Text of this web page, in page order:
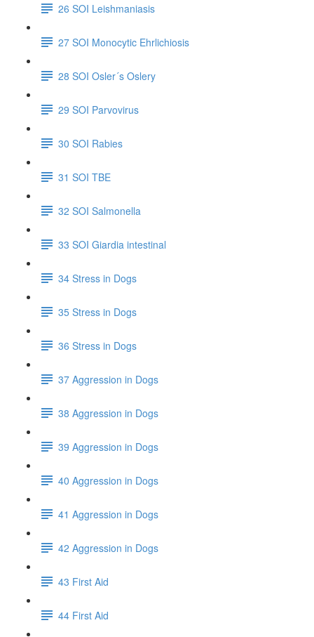
26 SOI Leishmaniasis
27 SOI Monocytic Ehrlichiosis
28 SOI Osler´s Oslery
29 SOI Parvovirus
30 SOI Rabies
31 SOI TBE
32 SOI Salmonella
33 SOI Giardia intestinal
34 Stress in Dogs
35 Stress in Dogs
36 Stress in Dogs
37 Aggression in Dogs
38 Aggression in Dogs
39 Aggression in Dogs
40 Aggression in Dogs
41 Aggression in Dogs
42 Aggression in Dogs
43 First Aid
44 First Aid